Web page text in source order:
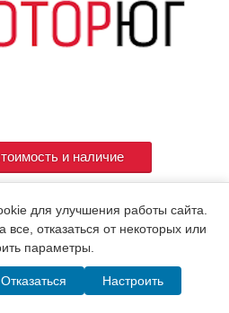
и наличие
Мотор-Юг
WhatsApp Позвонить
для улучшения работы сайта.
отказаться от некоторых или
параметры.
Отказаться Настроить